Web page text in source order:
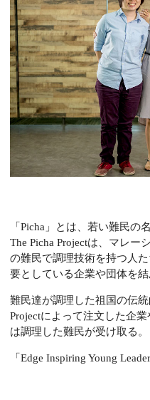
「Picha」とは、若い難民の
The Picha Projectは、マレー
の難民で調理技術を持つ人
要としている企業や団体を結
難民達が調理した祖国の伝
Projectによって注文した企
は調理した難民が受け取る。
「Edge Inspiring Young